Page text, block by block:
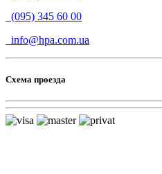
(095) 345 60 00
info@hpa.com.ua
Схема проезда